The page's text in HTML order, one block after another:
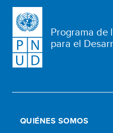
Programa de
para el
QUIÉNES SOMOS